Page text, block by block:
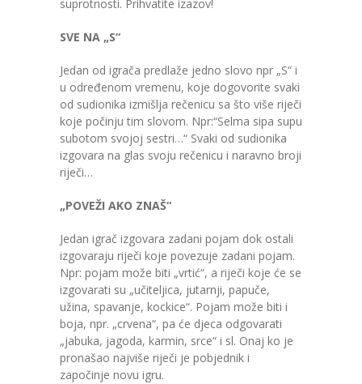
suprotnosti. Prihvatite izazov!
SVE NA „S“
Jedan od igrača predlaže jedno slovo npr „S“ i
u određenom vremenu, koje dogovorite svaki
od sudionika izmišlja rečenicu sa što više riječi
koje počinju tim slovom. Npr:“Selma sipa supu
subotom svojoj sestri…“ Svaki od sudionika
izgovara na glas svoju rečenicu i naravno broji
riječi…
„POVEŽI AKO ZNAŠ“
Jedan igrač izgovara zadani pojam dok ostali
izgovaraju riječi koje povezuje zadani pojam.
Npr: pojam može biti „vrtić“, a riječi koje će se
izgovarati su „učiteljica, jutarnji, papuče,
užina, spavanje, kockice“. Pojam može biti i
boja, npr. „crvena“, pa će djeca odgovarati
„jabuka, jagoda, karmin, srce“ i sl. Onaj ko je
pronašao najviše riječi je pobjednik i
započinje novu igru.